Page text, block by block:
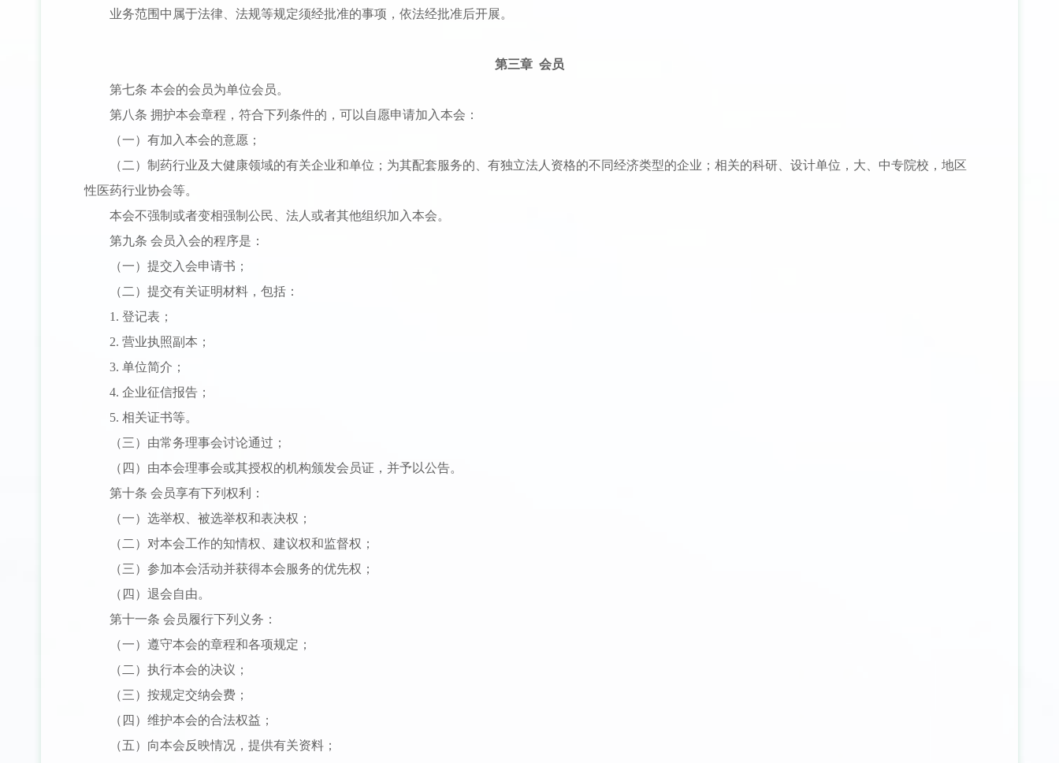
业务范围中属于法律、法规等规定须经批准的事项，依法经批准后开展。
第三章 会员
第七条 本会的会员为单位会员。
第八条 拥护本会章程，符合下列条件的，可以自愿申请加入本会：
（一）有加入本会的意愿；
（二）制药行业及大健康领域的有关企业和单位；为其配套服务的、有独立法人资格的不同经济类型的企业；相关的科研、设计单位，大、中专院校，地区
性医药行业协会等。
本会不强制或者变相强制公民、法人或者其他组织加入本会。
第九条 会员入会的程序是：
（一）提交入会申请书；
（二）提交有关证明材料，包括：
1. 登记表；
2. 营业执照副本；
3. 单位简介；
4. 企业征信报告；
5. 相关证书等。
（三）由常务理事会讨论通过；
（四）由本会理事会或其授权的机构颁发会员证，并予以公告。
第十条 会员享有下列权利：
（一）选举权、被选举权和表决权；
（二）对本会工作的知情权、建议权和监督权；
（三）参加本会活动并获得本会服务的优先权；
（四）退会自由。
第十一条 会员履行下列义务：
（一）遵守本会的章程和各项规定；
（二）执行本会的决议；
（三）按规定交纳会费；
（四）维护本会的合法权益；
（五）向本会反映情况，提供有关资料；